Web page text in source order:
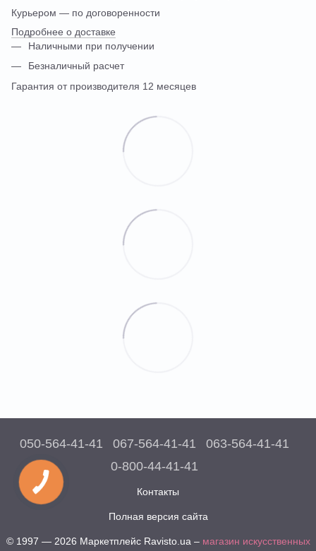
Курьером — по договоренности
Подробнее о доставке
Наличными при получении
Безналичный расчет
Гарантия от производителя 12 месяцев
050-564-41-41 067-564-41-41
063-564-41-41
0-800-44-41-41
Контакты
Полная версия сайта
© 1997 — 2026 Маркетплейс Ravisto.ua – магазин искусственных